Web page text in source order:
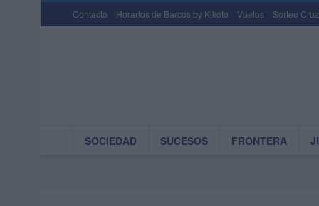
Contacto Horarios de Barcos by Kikoto Vuelos Sorteo
SOCIEDAD SUCESOS FRONTERA